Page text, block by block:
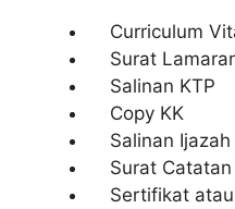
Curriculum
Surat
Salinan KTP
Copy KK
Salinan Ijazah
Surat Catatan
Sertifikat atau